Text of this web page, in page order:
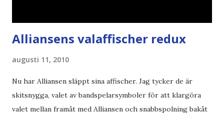
Alliansens valaffischer redux
augusti 11, 2010
Nu har Alliansen släppt sina affischer. Jag tycker de är
skitsnygga, valet av bandspelarsymboler för att klargöra
valet mellan framåt med Alliansen och snabbspolning bakåt